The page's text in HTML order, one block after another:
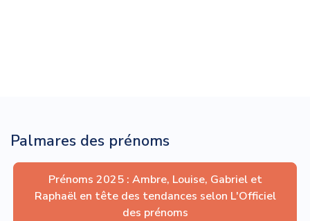
Palmares des prénoms
Prénoms 2025 : Ambre, Louise, Gabriel et
Raphaël en tête des tendances selon L'Officiel
des prénoms